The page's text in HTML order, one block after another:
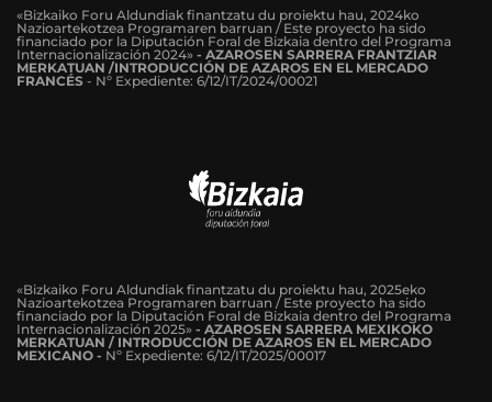
«Bizkaiko Foru Aldundiak finantzatu du proiektu hau, 2024ko
Nazioartekotzea Programaren barruan / Este proyecto ha sido
financiado por la Diputación Foral de Bizkaia dentro del Programa
Internacionalización 2024» - AZAROSEN SARRERA FRANTZIAR
MERKATUAN /INTRODUCCIÓN DE AZAROS EN EL MERCADO
FRANCÉS - Nº Expediente: 6/12/IT/2024/00021
«Bizkaiko Foru Aldundiak finantzatu du proiektu hau, 2025eko
Nazioartekotzea Programaren barruan / Este proyecto ha sido
financiado por la Diputación Foral de Bizkaia dentro del Programa
Internacionalización 2025» - AZAROSEN SARRERA MEXIKOKO
MERKATUAN / INTRODUCCIÓN DE AZAROS EN EL MERCADO
MEXICANO - Nº Expediente: 6/12/IT/2025/00017